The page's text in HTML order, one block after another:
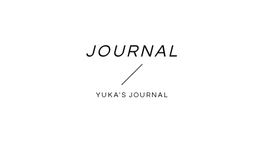
JOURNAL
YUKA'S JOURNAL